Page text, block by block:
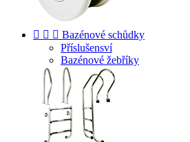
   Bazénové schůdky
Příslušensví
Bazénové žebříky